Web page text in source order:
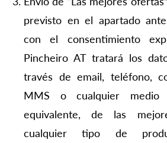
previsto en el apartado
con el consentimiento
Pincheiro AT tratará los
través de email, teléfono,
MMS o cualquier medio
equivalente, de las
cualquier tipo de